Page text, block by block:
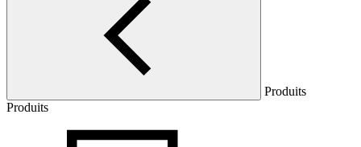
Produits
Produits